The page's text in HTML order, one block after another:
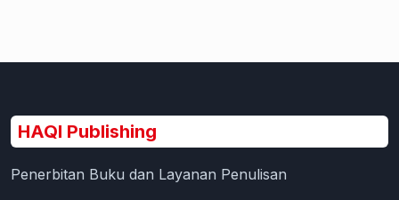
HAQI Publishing
Penerbitan Buku dan Layanan Penulisan